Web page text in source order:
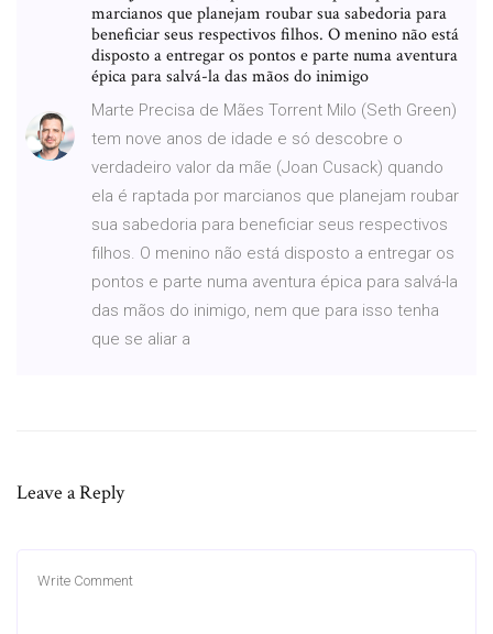
marcianos que planejam roubar sua sabedoria para
beneficiar seus respectivos filhos. O menino não está
disposto a entregar os pontos e parte numa aventura
épica para salvá-la das mãos do inimigo
Marte Precisa de Mães Torrent Milo (Seth Green)
tem nove anos de idade e só descobre o
verdadeiro valor da mãe (Joan Cusack) quando
ela é raptada por marcianos que planejam roubar
sua sabedoria para beneficiar seus respectivos
filhos. O menino não está disposto a entregar os
pontos e parte numa aventura épica para salvá-la
das mãos do inimigo, nem que para isso tenha
que se aliar a
Leave a Reply